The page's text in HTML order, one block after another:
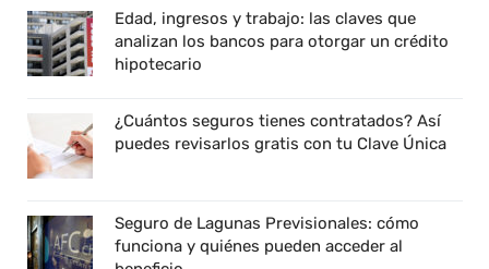
Edad, ingresos y trabajo: las claves que
analizan los bancos para otorgar un crédito
hipotecario
¿Cuántos seguros tienes contratados? Así
puedes revisarlos gratis con tu Clave Única
Seguro de Lagunas Previsionales: cómo
funciona y quiénes pueden acceder al